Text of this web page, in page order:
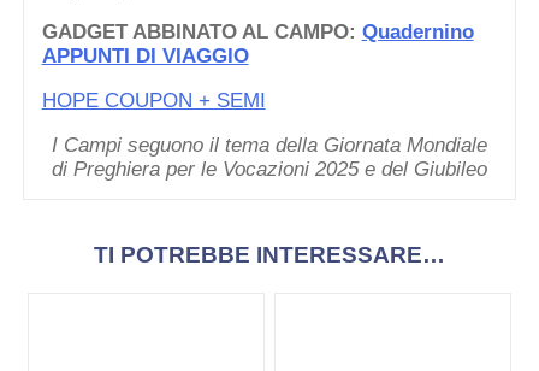
GADGET ABBINATO AL CAMPO: Quadernino
APPUNTI DI VIAGGIO
HOPE COUPON + SEMI
I Campi seguono il tema della Giornata Mondiale
di Preghiera per le Vocazioni 2025 e del Giubileo
TI POTREBBE INTERESSARE…